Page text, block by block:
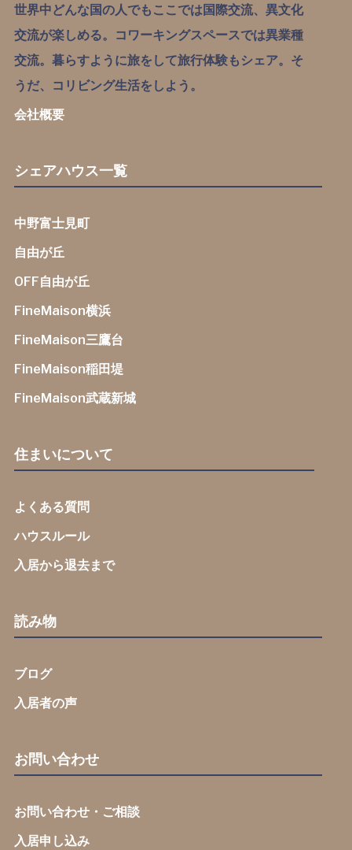
世界中どんな国の人でもここでは国際交流、異文化
交流が楽しめる。コワーキングスペースでは異業種
交流。暮らすように旅をして旅行体験もシェア。そ
うだ、コリビング生活をしよう。
会社概要
シェアハウス一覧
中野富士見町
自由が丘
OFF自由が丘
FineMaison横浜
FineMaison三鷹台
FineMaison稲田堤
FineMaison武蔵新城
住まいについて
よくある質問
ハウスルール
入居から退去まで
読み物
ブログ
入居者の声
お問い合わせ
お問い合わせ・ご相談
入居申し込み